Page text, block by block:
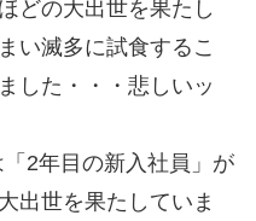
どの大出世を果たし
い滅多に試食するこ
した・・・悲しいッ
2年目の新入社員」が
出世を果たしていま